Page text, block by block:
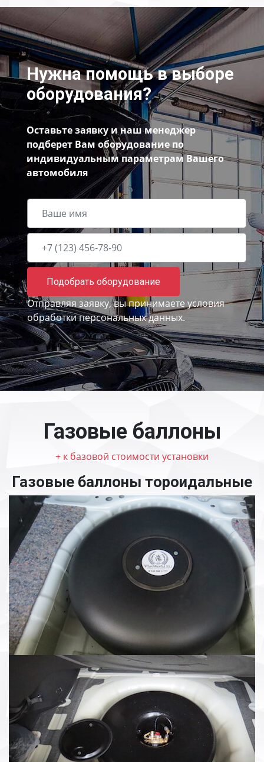
Нужна помощь в выборе
оборудования?
Оставьте заявку и наш менеджер
подберет Вам оборудование по
индивидуальным параметрам Вашего
автомобиля
Подобрать оборудование
Отправляя заявку, вы принимаете условия
обработки персональных данных.
Газовые баллоны
+ к базовой стоимости установки
Газовые баллоны тороидальные